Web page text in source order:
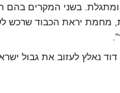
ומתגלת. בשני המקרים בהם
מחמת יראת הכבוד שרכש
נאלץ לעזוב את גבול